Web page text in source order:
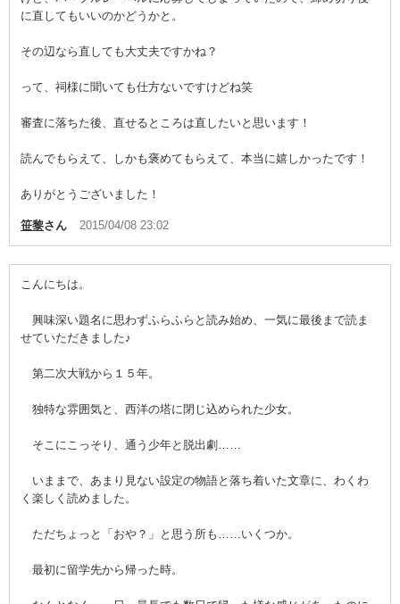
に直してもいいのかどうかと。
その辺なら直しても大丈夫ですかね？
って、祠様に聞いても仕方ないですけどね笑
審査に落ちた後、直せるところは直したいと思います！
読んでもらえて、しかも褒めてもらえて、本当に嬉しかったです！
ありがとうございました！
笹黎さん 2015/04/08 23:02
こんにちは。
興味深い題名に思わずふらふらと読み始め、一気に最後まで読ま
せていただきました♪
第二次大戦から１５年。
独特な雰囲気と、西洋の塔に閉じ込められた少女。
そこにこっそり、通う少年と脱出劇……
いままで、あまり見ない設定の物語と落ち着いた文章に、わくわ
く楽しく読めました。
ただちょっと「おや？」と思う所も……いくつか。
最初に留学先から帰った時。